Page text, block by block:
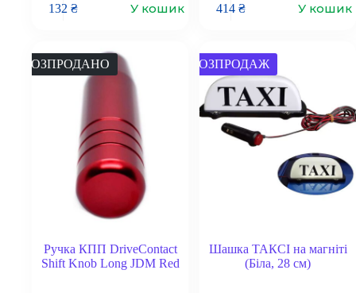
132 ₴ У кошик 414 ₴ У кошик
РОЗПРОДАНО
Ручка КПП DriveContact
Shift Knob Long JDM Red
РОЗПРОДАЖ
Шашка ТАКСІ на магніті
(Біла, 28 см)